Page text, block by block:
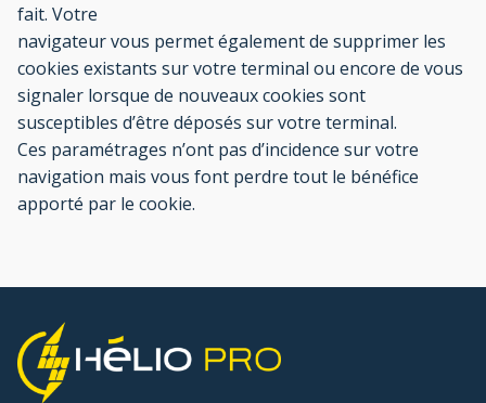
fait. Votre
navigateur vous permet également de supprimer les
cookies existants sur votre terminal ou encore de vous
signaler lorsque de nouveaux cookies sont
susceptibles d’être déposés sur votre terminal.
Ces paramétrages n’ont pas d’incidence sur votre
navigation mais vous font perdre tout le bénéfice
apporté par le cookie.